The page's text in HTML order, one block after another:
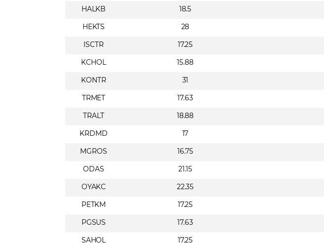
HALKB
18.5
HEKTS
28
ISCTR
17.25
KCHOL
15.88
KONTR
31
TRMET
17.63
TRALT
18.88
KRDMD
17
MGROS
16.75
ODAS
21.15
OYAKC
22.35
PETKM
17.25
PGSUS
17.63
SAHOL
17.25